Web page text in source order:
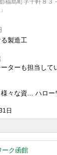
福島町字千軒８３
製造工
ターも担当して
々な資... ハロー
日
ーク函館